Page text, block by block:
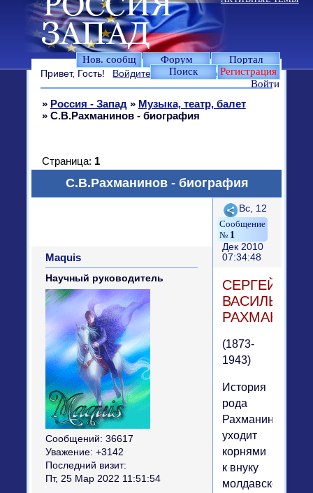
Нов. сообщ Форум
Портал
Поиск
Регистрация
Войти
Привет, Гость! Войдите илизарегистрируйтесь.
» Россия - Запад » Музыка, театр, балет
» С.В.Рахманинов - биография
С.В.Рахманинов - биография
Страница: 1
Поделиться
1
Вс, 12
Дек 2010
07:34:48
Maquis
Научный руководитель
Сообщений: 36617
Уважение: +3142
Последний визит:
Пт, 25 Мар 2022 11:51:54
СЕРГЕЙ
(1873-
1943)
История
рода
Рахманинова
уходит
корнями
к внуку
молдавского